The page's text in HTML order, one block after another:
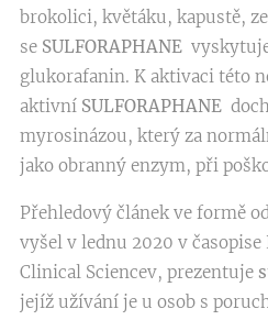
brokolici, květáku, kapustě,
se SULFORAPHANE
glukorafanin. K aktivaci této
aktivní SULFORAPHANE
myrosinázou, který za
jako obranný enzym, při
Přehledový článek ve formě
vyšel v lednu 2020 v
Clinical Sciencev, prezentuje
jejíž užívání je u osob s